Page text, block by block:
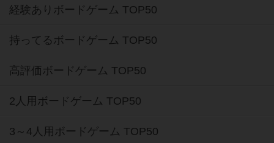
経験ありボードゲーム TOP50
持ってるボードゲーム TOP50
高評価ボードゲーム TOP50
2人用ボードゲーム TOP50
3～4人用ボードゲーム TOP50